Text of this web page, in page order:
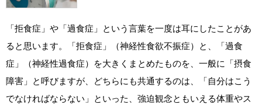
「拒食症」や「過食症」という言葉を一度は耳にしたことがあ
ると思います。「拒食症」（神経性食欲不振症）と、「過食
症」（神経性過食症）を大きくまとめたものを、一般に「摂食
障害」と呼びますが、どちらにも共通するのは、「自分はこう
でなければならない」といった、強迫観念ともいえる体重やス